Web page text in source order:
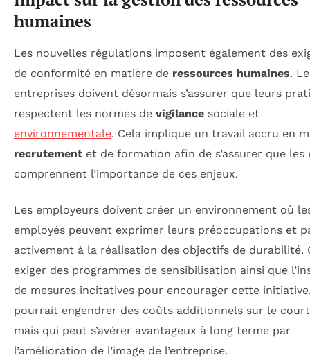
humaines
Les nouvelles régulations imposent également des
de conformité en matière de ressources humaines.
entreprises doivent désormais s’assurer que leurs
respectent les normes de vigilance sociale et
environnementale. Cela implique un travail accru en
recrutement et de formation afin de s’assurer que les
comprennent l’importance de ces enjeux.
Les employeurs doivent créer un environnement où
employés peuvent exprimer leurs préoccupations et
activement à la réalisation des objectifs de durabilité.
exiger des programmes de sensibilisation ainsi que
de mesures incitatives pour encourager cette
pourrait engendrer des coûts additionnels sur le
mais qui peut s’avérer avantageux à long terme par
l’amélioration de l’image de l’entreprise.